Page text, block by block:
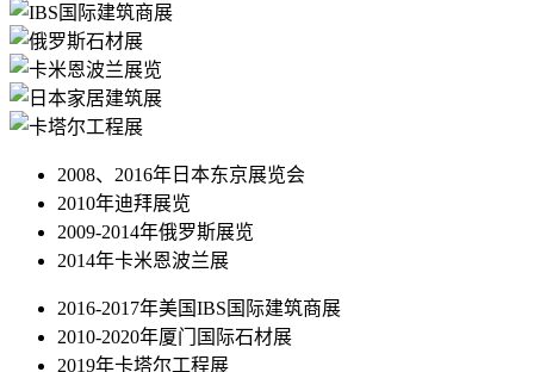
2008、2016年日本东京展览会
2010年迪拜展览
2009-2014年俄罗斯展览
2014年卡米恩波兰展
2016-2017年美国IBS国际建筑商展
2010-2020年厦门国际石材展
2019年卡塔尔工程展